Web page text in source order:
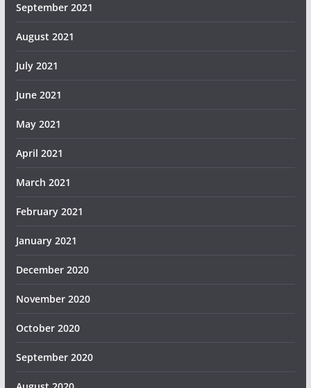
September 2021
August 2021
July 2021
June 2021
May 2021
April 2021
March 2021
February 2021
January 2021
December 2020
November 2020
October 2020
September 2020